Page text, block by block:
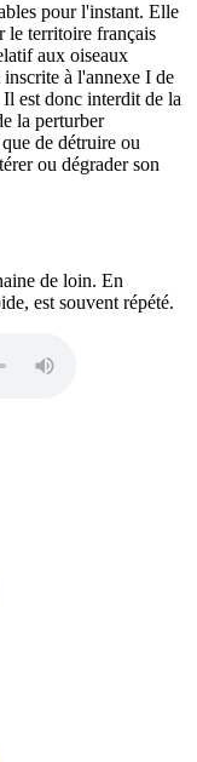
pour l'instant. Elle
le territoire français
aux oiseaux
à l'annexe I de
est donc interdit de la
la perturber
de détruire ou
ou dégrader son
de loin. En
est souvent répété.